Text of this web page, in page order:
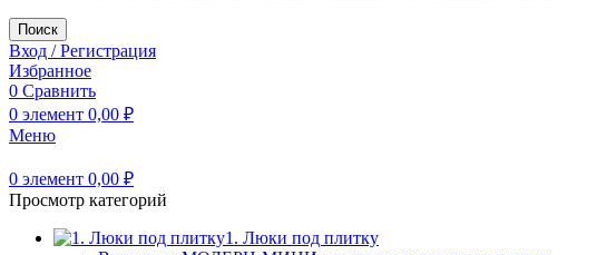
Поиск
Вход / Регистрация
Избранное
0 Сравнить
0 элемент 0,00 ₽
Меню
0 элемент 0,00 ₽
Просмотр категорий
1. Люки под плитку